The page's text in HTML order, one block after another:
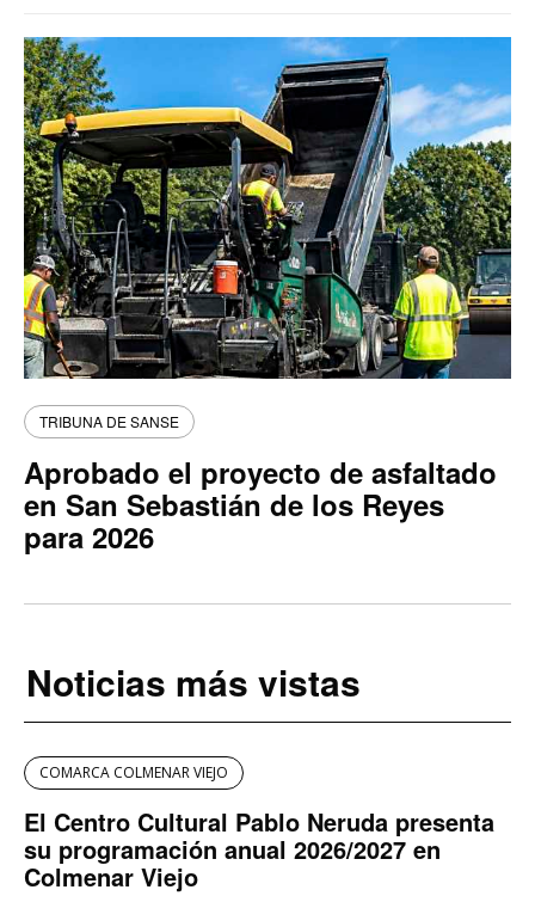
TRIBUNA DE SANSE
Aprobado el proyecto de asfaltado
en San Sebastián de los Reyes
para 2026
Noticias más vistas
COMARCA COLMENAR VIEJO
El Centro Cultural Pablo Neruda presenta
su programación anual 2026/2027 en
Colmenar Viejo